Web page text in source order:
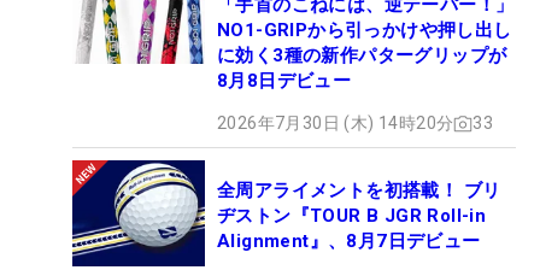
「手首のこねには、逆テーパー！」
NO1-GRIPから引っかけや押し出し
に効く3種の新作パターグリップが
8月8日デビュー
2026年7月30日 (木) 14時20分 33
全周アライメントを初搭載！ ブリ
ヂストン『TOUR B JGR Roll-in
Alignment』、8月7日デビュー